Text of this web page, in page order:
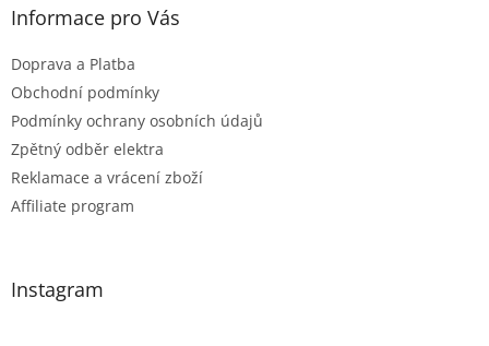
Informace pro Vás
Doprava a Platba
Obchodní podmínky
Podmínky ochrany osobních údajů
Zpětný odběr elektra
Reklamace a vrácení zboží
Affiliate program
Instagram